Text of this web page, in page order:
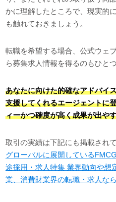
かに理解したところで、現実的
も触れておきましょう。
転職を希望する場合、公式ウェ
ら募集求人情報を得るのもひと
あなたに向けた的確なアドバイ
支援してくれるエージェントに
ィーかつ確度が高く成果が出や
取引の実績は下記にも掲載されて
グローバルに展開している
途採用・求人特集 業界動向や想
業、消費財業界の転職・求人な